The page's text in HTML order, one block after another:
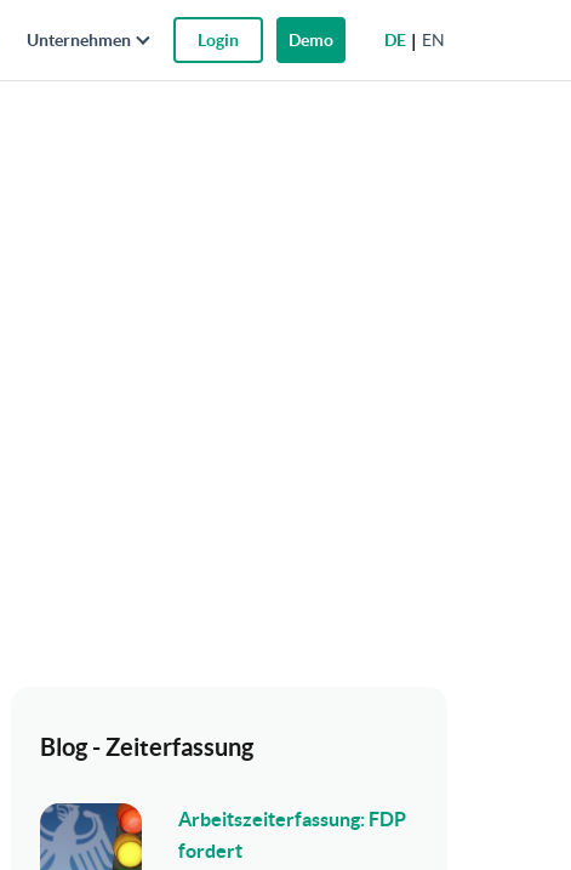
DE EN
Unternehmen Login Demo
Blog - Zeiterfassung
Arbeitszeiterfassung: FDP
fordert